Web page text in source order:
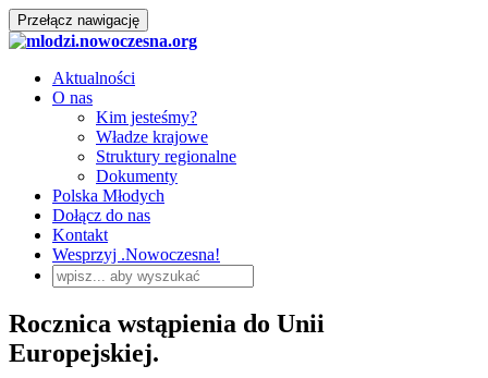
Przełącz nawigację
Aktualności
O nas
Kim jesteśmy?
Władze krajowe
Struktury regionalne
Dokumenty
Polska Młodych
Dołącz do nas
Kontakt
Wesprzyj .Nowoczesna!
Rocznica wstąpienia do Unii
Europejskiej.